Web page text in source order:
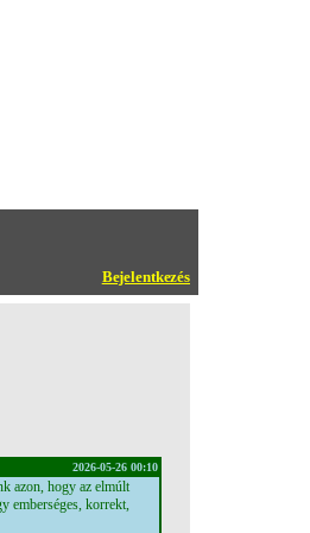
Bejelentkezés
2026-05-26 00:10
azon, hogy az elmúlt
emberséges, korrekt,